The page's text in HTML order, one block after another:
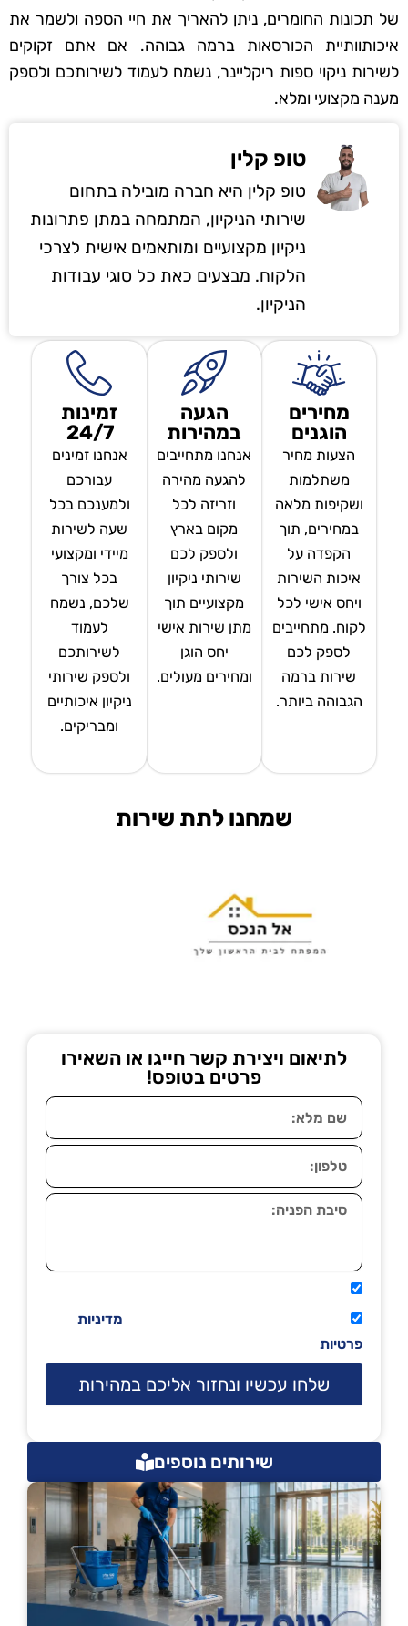
של תכונות החומרים, ניתן להאריך את חיי הספה ולשמר את
איכותוותיית הכורסאות ברמה גבוהה. אם אתם זקוקים
לשירות ניקוי ספות ריקליינר, נשמח לעמוד לשירותכם ולספק
מענה מקצועי ומלא.
טופ קלין
טופ קלין היא חברה מובילה בתחום
שירותי הניקיון, המתמחה במתן פתרונות
ניקיון מקצועיים ומותאמים אישית לצרכי
הלקוח. מבצעים כאת כל סוגי עבודות
הניקיון.
מחירים
הוגנים
הצעות מחיר
משתלמות
ושקיפות מלאה
במחירים, תוך
הקפדה על
איכות השירות
ויחס אישי לכל
לקוח. מתחייבים
לספק לכם
שירות ברמה
הגבוהה ביותר.
הגעה
במהירות
אנחנו מתחייבים
להגעה מהירה
וזריזה לכל
מקום בארץ
ולספק לכם
שירותי ניקיון
מקצועיים תוך
מתן שירות אישי
יחס הוגן
ומחירים מעולים.
זמינות
24/7
אנחנו זמינים
עבורכם
ולמענכם בכל
שעה לשירות
מיידי ומקצועי
בכל צורך
שלכם, נשמח
לעמוד
לשירותכם
ולספק שירותי
ניקיון איכותיים
ומבריקים.
שמחנו לתת שירות
לתיאום ויצירת קשר חייגו או השאירו
פרטים בטופס!
מדיניות
פרטיות
שלחו עכשיו ונחזור אליכם במהירות
שירותים נוספים